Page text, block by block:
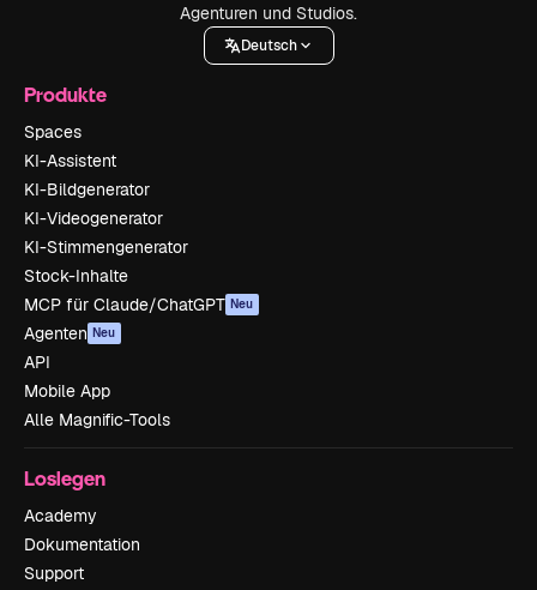
Agenturen und Studios.
Deutsch
Produkte
Spaces
KI-Assistent
KI-Bildgenerator
KI-Videogenerator
KI-Stimmengenerator
Stock-Inhalte
MCP für Claude/ChatGPT Neu
Agenten Neu
API
Mobile App
Alle Magnific-Tools
Loslegen
Academy
Dokumentation
Support